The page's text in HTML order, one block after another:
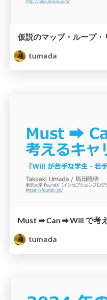
tumada
Must ➡ Can ➡ Will で考
tumada